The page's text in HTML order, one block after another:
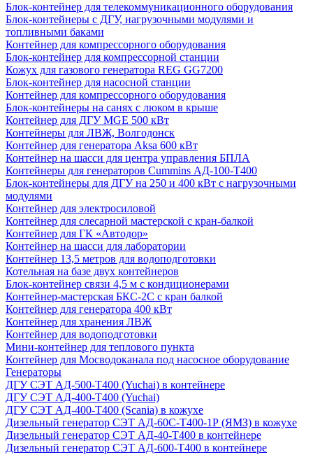
Блок-контейнер для телекоммуникационного оборудования
Блок-контейнеры с ДГУ, нагрузочными модулями и
топливными баками
Контейнер для компрессорного оборудования
Блок-контейнер для компрессорной станции
Кожух для газового генератора REG GG7200
Блок-контейнер для насосной станции
Контейнер для компрессорного оборудования
Блок-контейнеры на санях с люком в крыше
Контейнер для ДГУ MGE 500 кВт
Контейнеры для ЛВЖ, Волгодонск
Контейнер для генератора Aksa 600 кВт
Контейнер на шасси для центра управления БПЛА
Контейнеры для генераторов Cummins АД-100-Т400
Блок-контейнеры для ДГУ на 250 и 400 кВт с нагрузочными
модулями
Контейнер для электросиловой
Контейнер для слесарной мастерской с кран-балкой
Контейнер для ГК «Автодор»
Контейнер на шасси для лаборатории
Контейнер 13,5 метров для водоподготовки
Котельная на базе двух контейнеров
Блок-контейнер связи 4,5 м с кондиционерами
Контейнер-мастерская БКС-2С с кран балкой
Контейнер для генератора 400 кВт
Контейнер для хранения ЛВЖ
Контейнер для водоподготовки
Мини-контейнер для теплового пункта
Контейнер для Мосводоканала под насосное оборудование
Генераторы
ДГУ СЭТ АД-500-Т400 (Yuchai) в контейнере
ДГУ СЭТ АД-400-Т400 (Yuchai)
ДГУ СЭТ АД-400-Т400 (Scania) в кожухе
Дизельный генератор СЭТ АД-60С-Т400-1Р (ЯМЗ) в кожухе
Дизельный генератор СЭТ АД-40-Т400 в контейнере
Дизельный генератор СЭТ АД-600-Т400 в контейнере